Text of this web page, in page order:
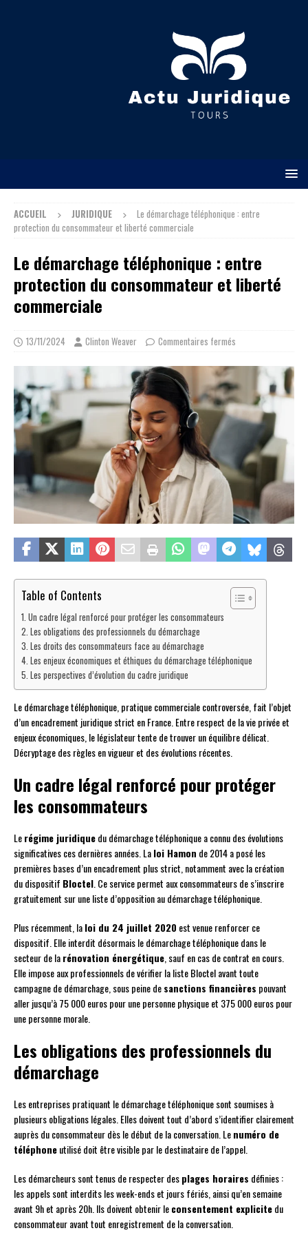
ACCUEIL JURIDIQUE
Le démarchage téléphonique : entre
protection du consommateur et liberté commerciale
Le démarchage téléphonique : entre
protection du consommateur et liberté
commerciale
13/11/2024 Clinton Weaver Commentaires fermés
Table of Contents
Un cadre légal renforcé pour protéger les consommateurs
Les obligations des professionnels du démarchage
Les droits des consommateurs face au démarchage
Les enjeux économiques et éthiques du démarchage téléphonique
Les perspectives d’évolution du cadre juridique
Le démarchage téléphonique, pratique commerciale controversée, fait l’objet
d’un encadrement juridique strict en France. Entre respect de la vie privée et
enjeux économiques, le législateur tente de trouver un équilibre délicat.
Décryptage des règles en vigueur et des évolutions récentes.
Un cadre légal renforcé pour protéger
les consommateurs
Lerégime juridiquedu démarchage téléphonique a connu des évolutions
significatives ces dernières années. Laloi Hamon de 2014 a posé les
premières bases d’un encadrement plus strict, notamment avec la création
du dispositif Bloctel . Ce service permet aux consommateurs de s’inscrire
gratuitement sur une liste d’opposition au démarchage téléphonique.
Plus récemment, laloi du 24 juillet 2020 est venue renforcer ce
dispositif. Elle interdit désormais le démarchage téléphonique dans le
secteur de larénovation énergétique , sauf en cas de contrat en cours.
Elle impose aux professionnels de vérifier la liste Bloctel avant toute
campagne de démarchage, sous peine desanctions financières pouvant
aller jusqu’à 75 000 euros pour une personne physique et 375 000 euros pour
une personne morale.
Les obligations des professionnels du
démarchage
Les entreprises pratiquant le démarchage téléphonique sont soumises à
plusieurs obligations légales. Elles doivent tout d’abord s’identifier clairement
auprès du consommateur dès le début de la conversation. Lenuméro de
téléphoneutilisé doit être visible par le destinataire de l’appel.
Les démarcheurs sont tenus de respecter desplages horaires définies :
les appels sont interdits les week-ends et jours fériés, ainsi qu’en semaine
avant 9h et après 20h. Ils doivent obtenir leconsentement explicitedu
consommateur avant tout enregistrement de la conversation.